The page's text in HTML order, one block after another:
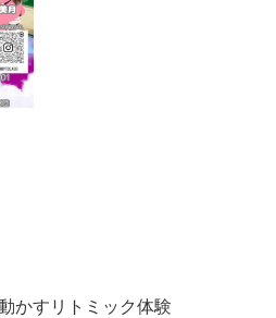
かすリトミック体験